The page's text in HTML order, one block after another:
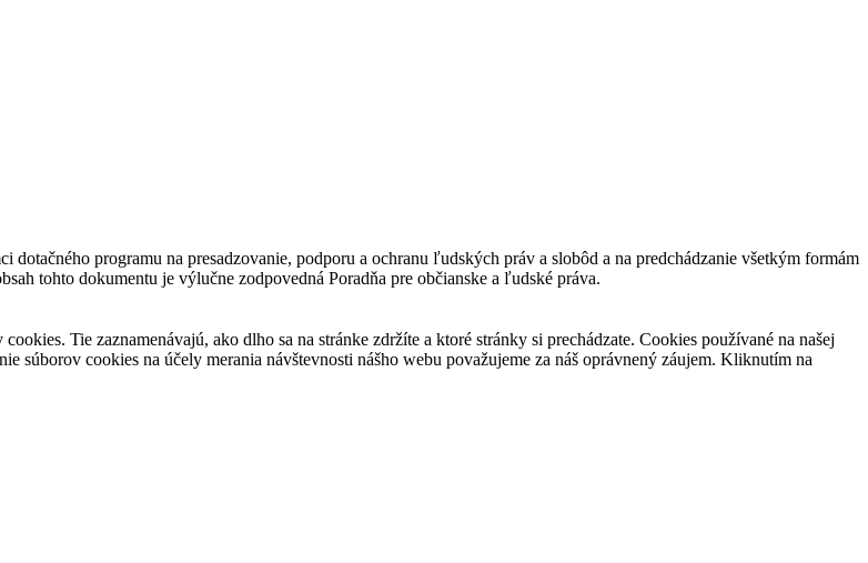
programu na presadzovanie, podporu a ochranu ľudských práv a slobôd a na predchádzanie všetkým formám
tohto dokumentu je výlučne zodpovedná Poradňa pre občianske a ľudské práva.
Tie zaznamenávajú, ako dlho sa na stránke zdržíte a ktoré stránky si prechádzate. Cookies používané na našej
cookies na účely merania návštevnosti nášho webu považujeme za náš oprávnený záujem. Kliknutím na